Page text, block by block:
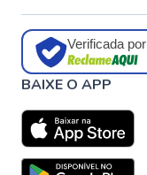
Verificada por
BAIXE O APP